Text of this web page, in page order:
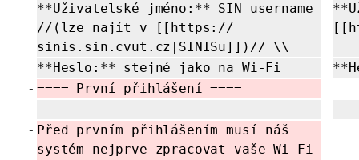
**Uživatelské jméno:** SIN username
//(lze najít v [[https://
sinis.sin.cvut.cz|SINISu]])// \\
**Heslo:** stejné jako na Wi-Fi
- ==== První přihlášení ====
- Před prvním přihlášením musí náš
systém nejprve zpracovat vaše Wi-Fi